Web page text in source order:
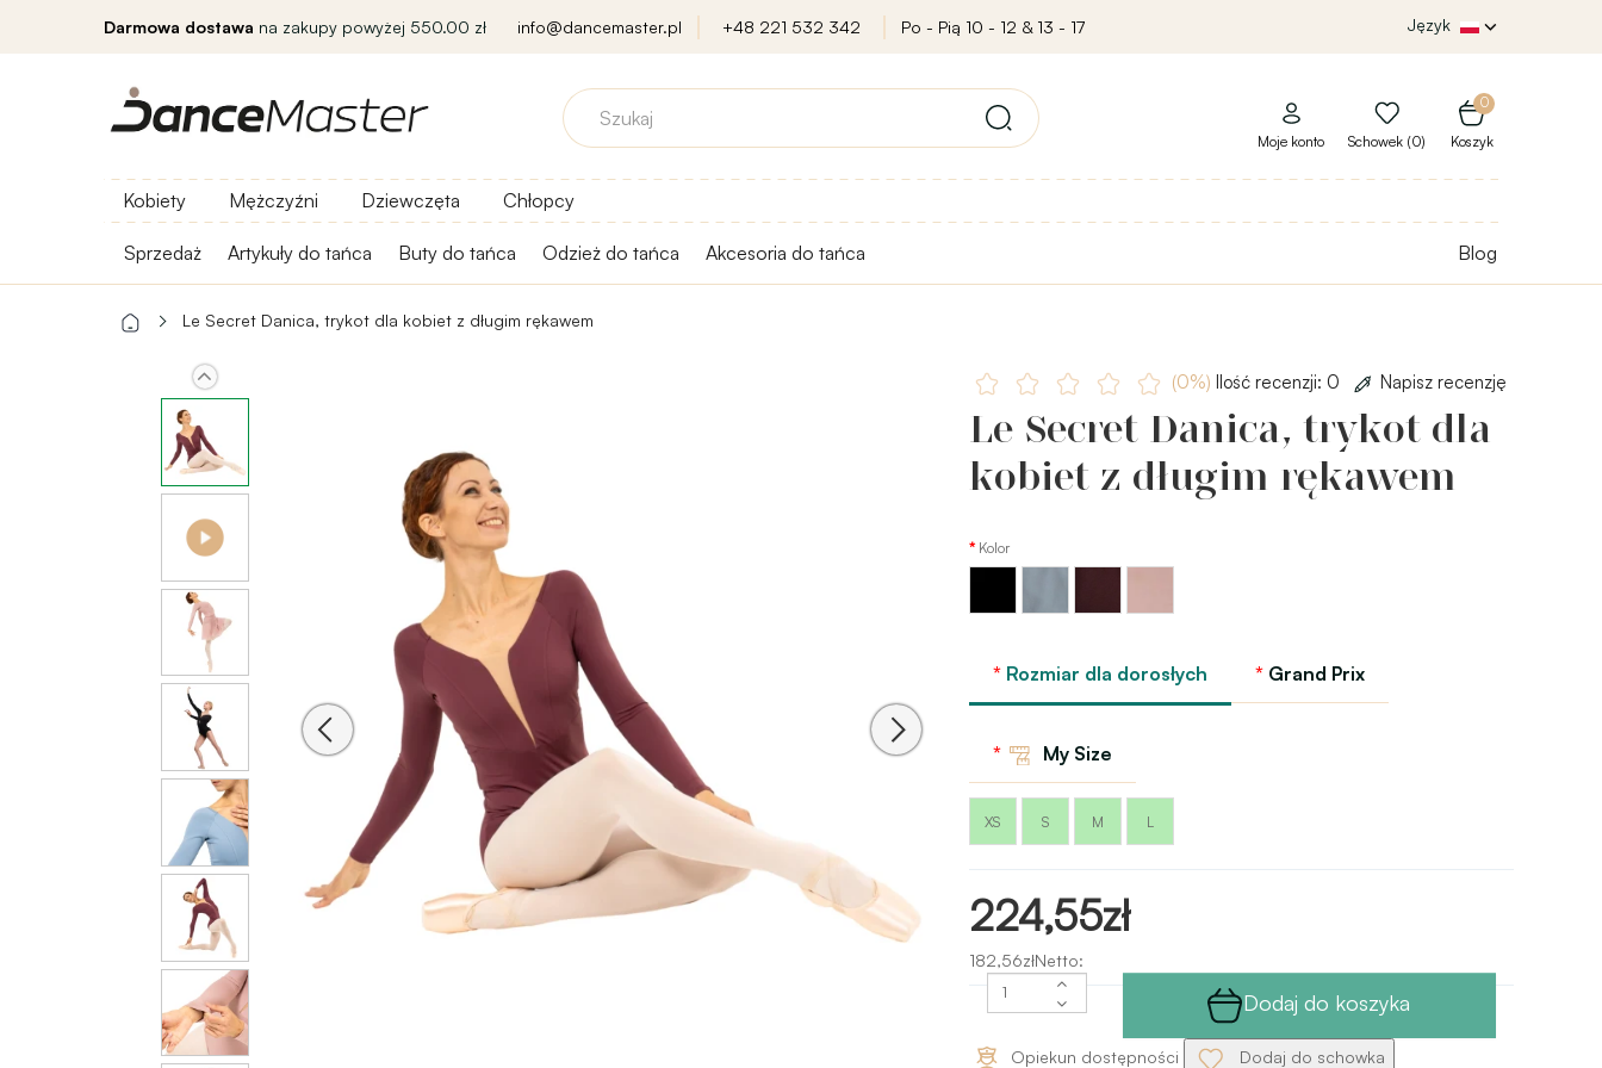
Darmowa dostawa na zakupy powyżej 550.00 zł info@dancemaster.pl +48 221 532 342 Po - Pią 10 - 12 & 13 - 17 Język
0
Koszyk
Moje konto Schowek (0)
Kobiety Mężczyźni Dziewczęta Chłopcy
Sprzedaż Artykuły do ​​tańca Buty do tańca Odzież do tańca Akcesoria do tańca Blog
Le Secret Danica, trykot dla kobiet z długim rękawem
(0%) Ilość recenzji: 0 Napisz recenzję
Le Secret Danica, trykot dla
kobiet z długim rękawem
Kolor
Niagara Italian
GP
Rozmiar dla dorosłych Grand Prix
My Size
XS S M L
224,55zł
182,56złNetto:
Dodaj do koszyka
Opiekun dostępności Dodaj do schowka